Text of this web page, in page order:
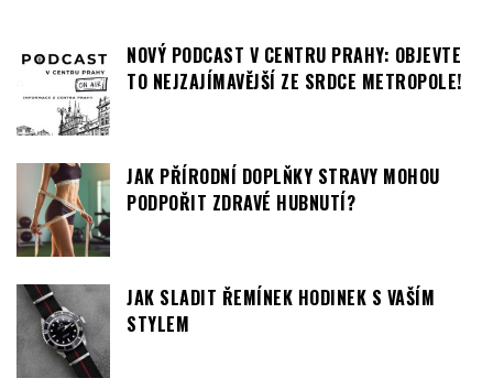
NOVÝ PODCAST V CENTRU PRAHY: OBJEVTE
TO NEJZAJÍMAVĚJŠÍ ZE SRDCE METROPOLE!
JAK PŘÍRODNÍ DOPLŇKY STRAVY MOHOU
PODPOŘIT ZDRAVÉ HUBNUTÍ?
JAK SLADIT ŘEMÍNEK HODINEK S VAŠÍM
STYLEM